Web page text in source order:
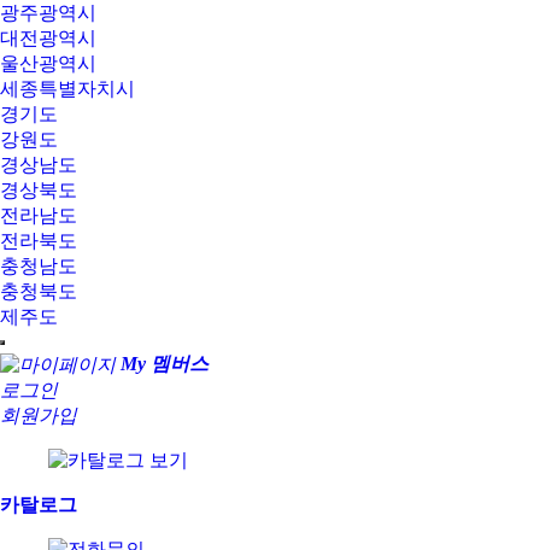
광주광역시
대전광역시
울산광역시
세종특별자치시
경기도
강원도
경상남도
경상북도
전라남도
전라북도
충청남도
충청북도
제주도
My 멤버스
로그인
회원가입
카탈로그